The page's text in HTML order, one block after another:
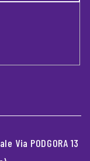
Via PODGORA 13